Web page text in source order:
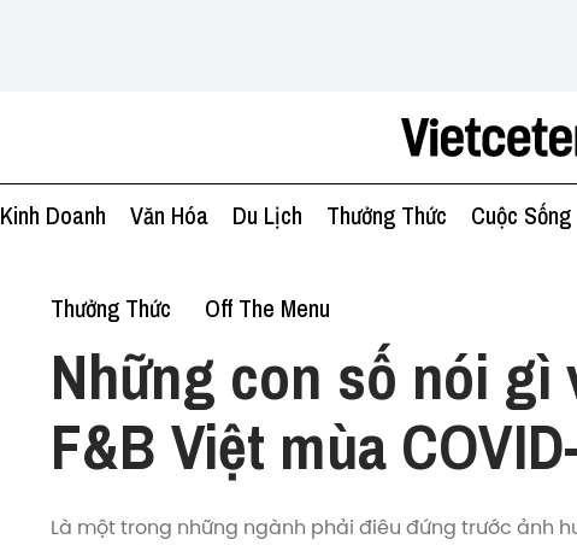
Kinh Doanh Văn Hóa Du Lịch Thưởng Thức Cuộc Sống
Thưởng Thức Off The Menu
Những con số nói gì
F&B Việt mùa
Là một trong những ngành phải điêu đứng trước ảnh